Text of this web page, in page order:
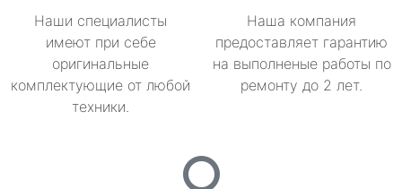
Наши специалисты
имеют при себе
оригинальные
комплектующие от любой
техники.
Наша компания
предоставляет гарантию
на выполненые работы по
ремонту до 2 лет.